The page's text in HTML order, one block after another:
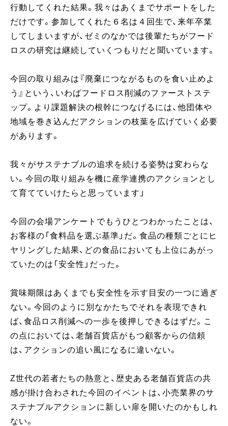
行動してくれた結果。我々はあくまでサポートをした
だけです。参加してくれた６名は４回生で、来年卒業
してしまいますが、ゼミのなかでは後輩たちがフード
ロスの研究は継続していくつもりだと聞いています。
今回の取り組みは『廃棄につながるものを食い止めよ
う』という、いわばフードロス削減のファーストステ
ップ。より課題解決の根幹につなげるには、他団体や
地域を巻き込んだアクションの枝葉を広げていく必要
があります。
我々がサステナブルの追求を続ける姿勢は変わらな
い。今回の取り組みを機に産学連携のアクションとし
て育てていけたらと思っています」
今回の会場アンケートでもうひとつわかったことは、
お客様の「食料品を選ぶ基準」だ。食品の種類ごとにヒ
ヤリングした結果、どの食品においても上位にあがっ
ていたのは「安全性」だった。
賞味期限はあくまでも安全性を示す目安の一つに過ぎ
ない。今回のように別なかたちでそれを表現できれ
ば、食品ロス削減への一歩を後押しできるはずだ。こ
の点においては、老舗百貨店がもつ顧客からの信頼
は、アクションの追い風になるに違いない。
Z世代の若者たちの熱意と、歴史ある老舗百貨店の共
感が掛け合わされた今回のイベントは、小売業界のサ
ステナブルアクションに新しい扉を開いたのかもしれ
ない。